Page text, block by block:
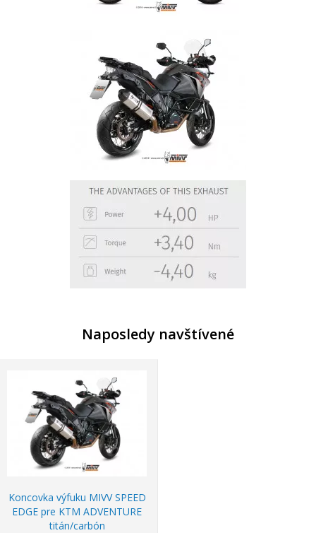
Naposledy navštívené
Koncovka výfuku MIVV SPEED
EDGE pre KTM ADVENTURE
titán/carbón